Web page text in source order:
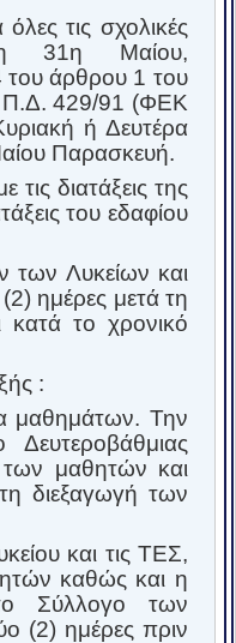
τις σχολικές
η 31η Μαίου,
του άρθρου 1 του
Π.Δ. 429/91 (ΦΕΚ
ή Δευτέρα
Παρασκευή.
διατάξεις της
του εδαφίου
των Λυκείων και
ημέρες μετά τη
κατά το χρονικό
:
μαθημάτων. Την
των μαθητών και
διεξαγωγή των
και τις ΤΕΣ,
καθώς και η
Σύλλογο των
(2) ημέρες πριν